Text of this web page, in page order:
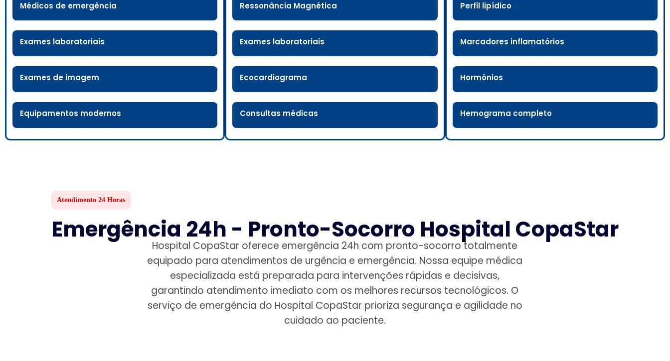
Médicos de emergência
Exames laboratoriais
Exames de imagem
Equipamentos modernos
Ressonância Magnética
Exames laboratoriais
Ecocardiograma
Consultas médicas
Perfil lipídico
Marcadores inflamatórios
Hormônios
Hemograma completo
Atendimento 24 Horas
Emergência 24h - Pronto-Socorro Hospital CopaStar
Hospital CopaStar oferece emergência 24h com pronto-socorro totalmente
equipado para atendimentos de urgência e emergência. Nossa equipe médica
especializada está preparada para intervenções rápidas e decisivas,
garantindo atendimento imediato com os melhores recursos tecnológicos. O
serviço de emergência do Hospital CopaStar prioriza segurança e agilidade no
cuidado ao paciente.